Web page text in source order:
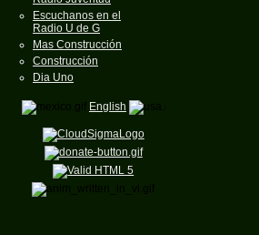
Escuchanos en el
Radio U de G
Mas Construcción
Construcción
Dia Uno
English